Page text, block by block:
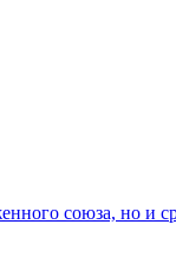
союза, но и